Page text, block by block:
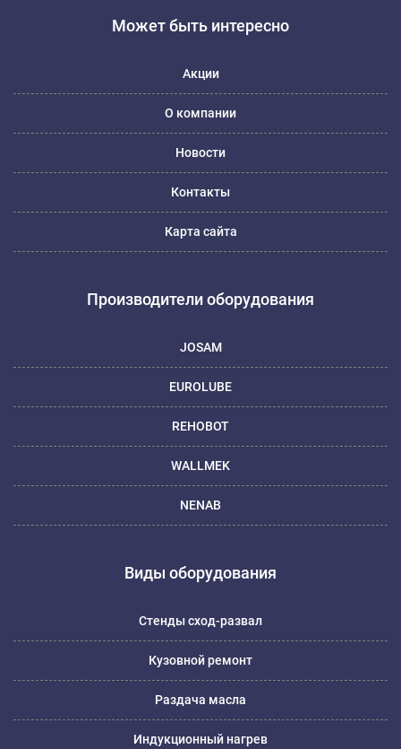
Может быть интересно
Акции
О компании
Новости
Контакты
Карта сайта
Производители оборудования
JOSAM
EUROLUBE
REHOBOT
WALLMEK
NENAB
Виды оборудования
Стенды сход-развал
Кузовной ремонт
Раздача масла
Индукционный нагрев